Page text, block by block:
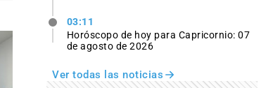
03:11
Horóscopo de hoy para Capricornio: 07
de agosto de 2026
Ver todas las noticias